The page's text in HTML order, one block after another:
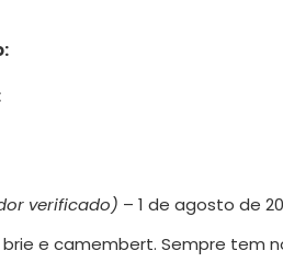
verificado) – 1 de agosto de
e camembert. Sempre tem